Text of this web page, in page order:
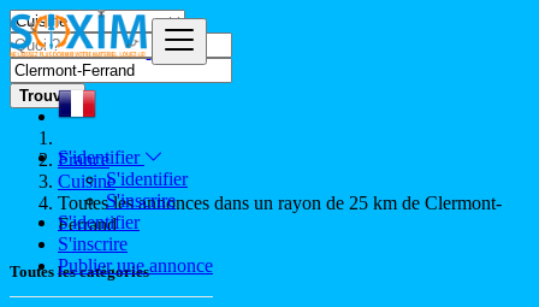
S'identifier
S'identifier
S'inscrire
S'identifier
S'inscrire
Publier une annonce
Trouver
France
Cuisine
Toutes les annonces dans un rayon de 25 km de Clermont-
Ferrand
Toutes les catégories